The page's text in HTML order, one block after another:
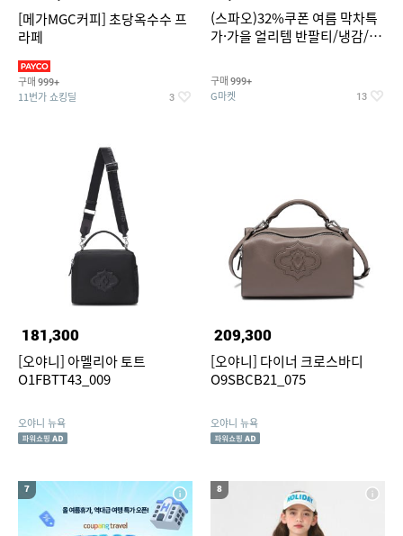
[메가MGC커피] 초당옥수수 프
라페
구매 999+
11번가 쇼킹딜 3
(스파오)32%쿠폰 여름 막차특
가·가을 얼리템 반팔티/냉감/반
건 외 ~74%OFF
구매 999+
G마켓 13
181,300
[오야니] 아멜리아 토트
O1FBTT43_009
오야니 뉴욕
209,300
[오야니] 다이너 크로스바디
O9SBCB21_075
오야니 뉴욕
7 8